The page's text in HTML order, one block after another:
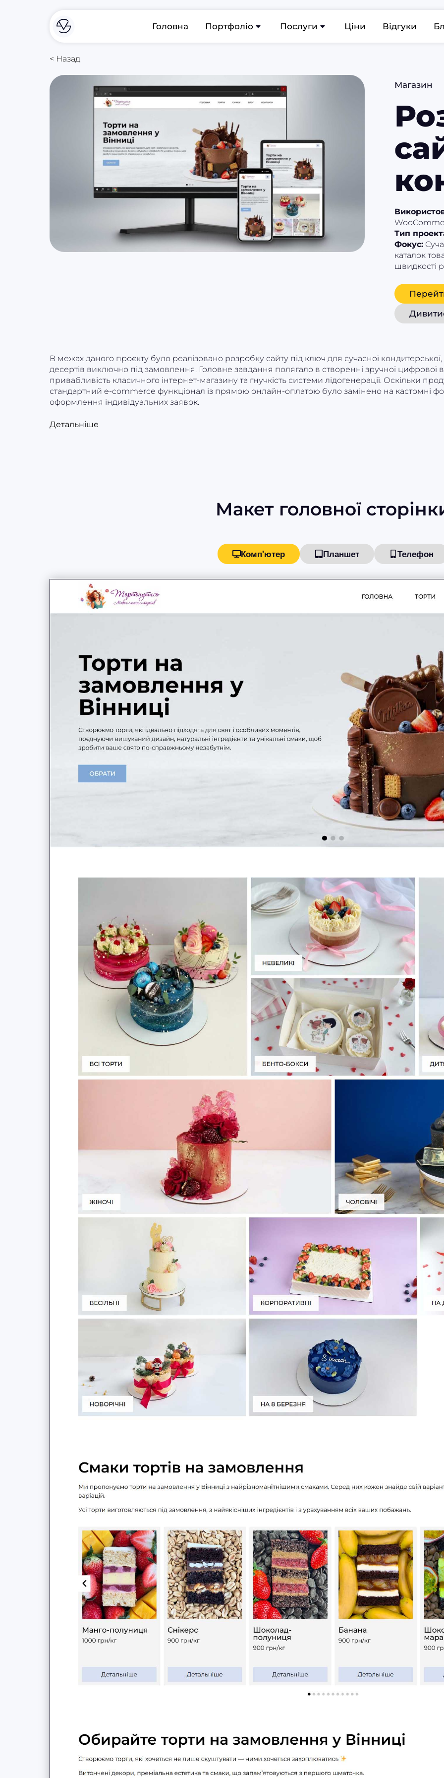
Головна Портфоліо Послуги Ціни Відгуки
< Назад
Магазин
Тип
Фокус:
каталок
швидкості
В межах даного проєкту було реалізовано розробку сайту під ключ для сучасної
десертів виключно під замовлення. Головне завдання полягало в створенні зручної цифрової
привабливість класичного інтернет-магазину та гнучкість системи лідогенерації. Оскільки
стандартний e-commerce функціонал із прямою онлайн-оплатою було замінено на кастомні
оформлення індивідуальних заявок.
Детальніше
Макет головної
Комп'ютер Планшет Телефон